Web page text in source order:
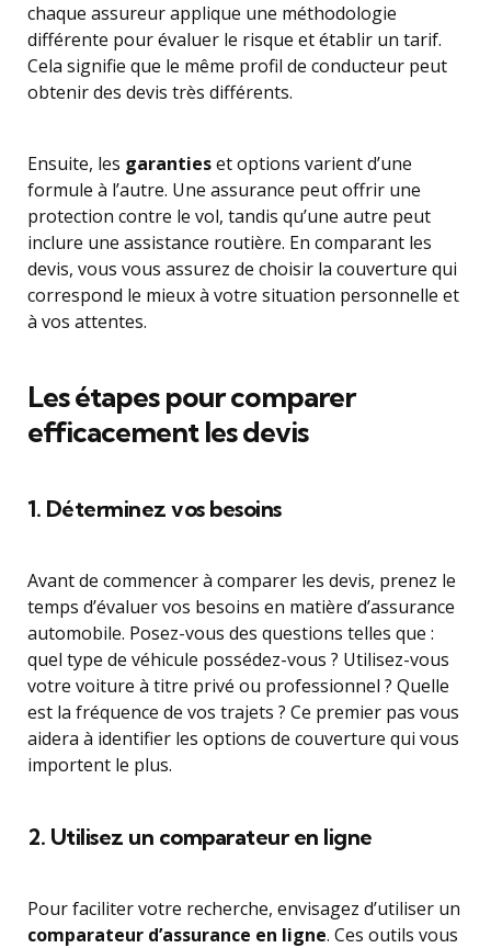
chaque assureur applique une méthodologie
différente pour évaluer le risque et établir un tarif.
Cela signifie que le même profil de conducteur peut
obtenir des devis très différents.
Ensuite, les garantieset options varient d’une
formule à l’autre. Une assurance peut offrir une
protection contre le vol, tandis qu’une autre peut
inclure une assistance routière. En comparant les
devis, vous vous assurez de choisir la couverture qui
correspond le mieux à votre situation personnelle et
à vos attentes.
Les étapes pour comparer
efficacement les devis
1. Déterminez vos besoins
Avant de commencer à comparer les devis, prenez le
temps d’évaluer vos besoins en matière d’assurance
automobile. Posez-vous des questions telles que :
quel type de véhicule possédez-vous ? Utilisez-vous
votre voiture à titre privé ou professionnel ? Quelle
est la fréquence de vos trajets ? Ce premier pas vous
aidera à identifier les options de couverture qui vous
importent le plus.
2. Utilisez un comparateur en ligne
Pour faciliter votre recherche, envisagez d’utiliser un
comparateur d’assurance en ligne. Ces outils vous